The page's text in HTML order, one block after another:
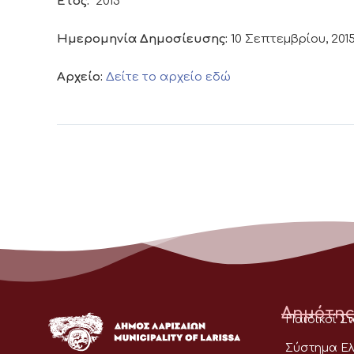
Ημερομηνία Δημοσίευσης: 10 Σεπτεμβρίου,
Αρχείο: Δείτε το αρχείο εδώ
Παιδικοί
Σύστημα